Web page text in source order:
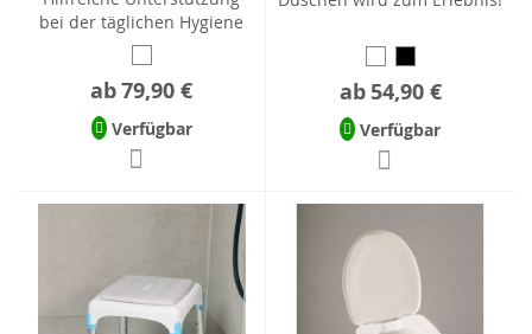
bei der täglichen Hygiene
ab79,90 €
Verfügbar
ab 54,90 €
Verfügbar